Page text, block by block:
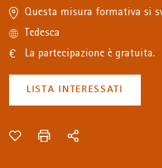
Questa misura formativa si
Tedesca
La partecipazione è gratuita.
LISTA INTERESSATI